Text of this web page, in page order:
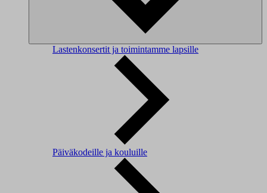
Lastenkonsertit ja toimintamme lapsille
Päiväkodeille ja kouluille